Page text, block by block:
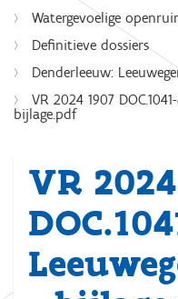
Watergevoelige
Definitieve dossiers
Denderleeuw:
VR 2024 1907
bijlage.pdf
VR